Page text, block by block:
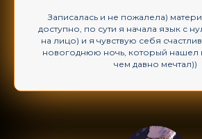
Записалась и не пожалела)
доступно, по сути я начала язык с
на лицо) и я чувствую себя
новогоднюю ночь, который нашел
чем давно мечтал))